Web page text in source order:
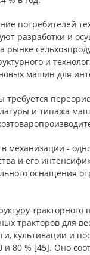
потребителей
разработки и
рынке
и
машин для
и типажа
механизации -
и его
оснащения
тракторов для
культивации и
80 % [45]. Оно